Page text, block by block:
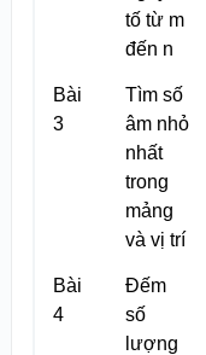
tố từ m
đến n
Bài
3
Tìm số
âm nhỏ
nhất
trong
mảng
và vị trí
Bài
4
Đếm
số
lượng